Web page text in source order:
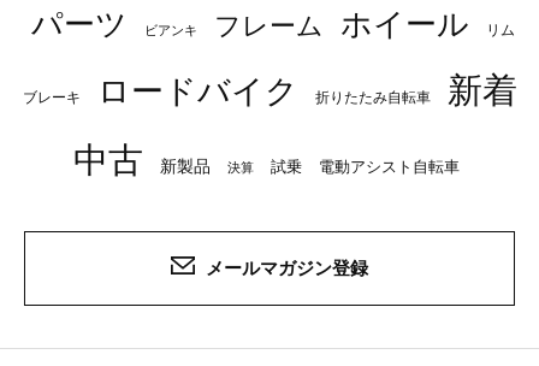
パーツ ビアンキ フレーム ホイール リム
ブレーキ ロードバイク 折りたたみ自転車
新着
中古
新製品 決算 試乗 電動アシスト自転車
メールマガジン登録